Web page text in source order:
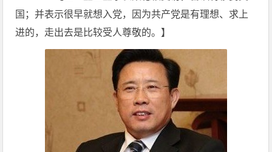
国；并表示很早就想入党，因为共产党是有理想、求上
进的，走出去是比较受人尊敬的。】